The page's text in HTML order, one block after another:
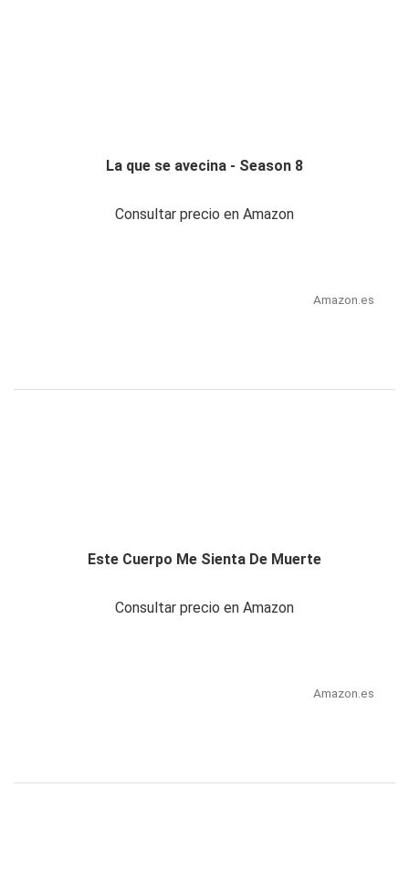
La que se avecina - Season 8
Consultar precio en Amazon
Amazon.es
Este Cuerpo Me Sienta De Muerte
Consultar precio en Amazon
Amazon.es